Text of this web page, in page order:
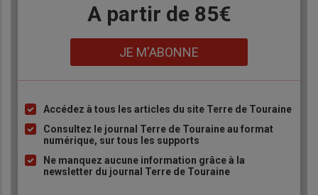
A partir de 85€
JE M'ABONNE
Liste
à
puce
Accédez à tous les articles du site Terre de Touraine
Consultez le journal Terre de Touraine au format
numérique, sur tous les supports
Ne manquez aucune information grâce à la
newsletter du journal Terre de Touraine